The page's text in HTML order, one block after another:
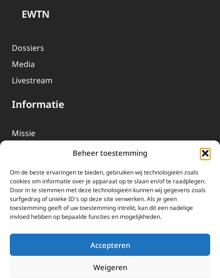
Beheer toestemming
Om de beste ervaringen te bieden, gebruiken wij technologieën zoals
cookies om informatie over je apparaat op te slaan en/of te raadplegen.
Door in te stemmen met deze technologieën kunnen wij gegevens zoals
surfgedrag of unieke ID's op deze site verwerken. Als je geen
toestemming geeft of uw toestemming intrekt, kan dit een nadelige
invloed hebben op bepaalde functies en mogelijkheden.
Accepteren
Weigeren
EWTN
Dossiers
Media
Livestream
Informatie
Missie
EWTN-Team
Organisatiegegevens
Doneren
EWTN wordt uitsluitend gefinancierd door uw donaties.
Wij ontvangen bewust geen advertentie-inkomsten of